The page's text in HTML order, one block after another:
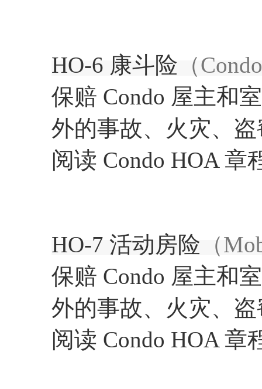
HO-6 康斗险 （
保赔 Condo 屋主和
外的事故、火灾、
阅读 Condo HOA
HO-7 活动房险 （
保赔 Condo 屋主和
外的事故、火灾、
阅读 Condo HOA